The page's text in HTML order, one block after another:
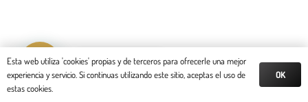
Reserva tu cita
Esta web utiliza 'cookies' propias y de terceros para ofrecerle una mejor
experiencia y servicio. Si continuas utilizando este sitio, aceptas el uso de
estas cookies.
OK